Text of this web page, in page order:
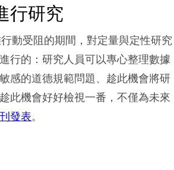
行研究
動受阻的期間，對定量與定性研究
行的：研究人員可以專心整理數據
感的道德規範問題、趁此機會將研
此機會好好檢視一番，不僅為未來
發表。